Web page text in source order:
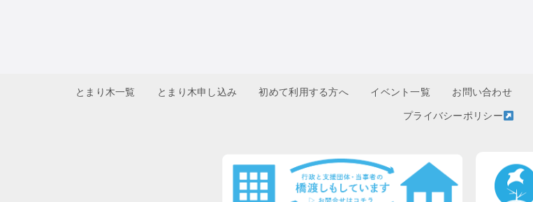
とまり木一覧 とまり木申し込み 初めて利用する方へ イベント一覧 お問い合わせ
プライバシーポリシー